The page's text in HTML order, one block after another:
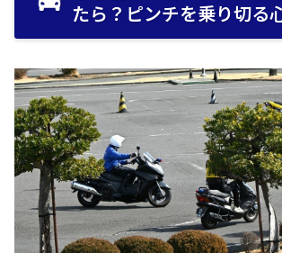
たら？ピンチを乗り切る